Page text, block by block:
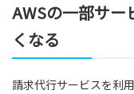
AWSの一部サ
くなる
請求代行サービスを利